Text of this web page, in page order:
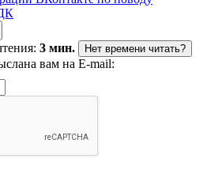
3 мин. Нет времени читать?
вам на E-mail: